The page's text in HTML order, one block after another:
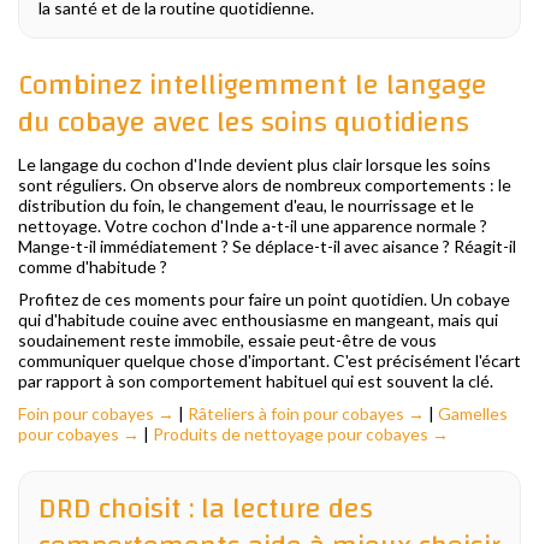
la santé et de la routine quotidienne.
Combinez intelligemment le langage
du cobaye avec les soins quotidiens
Le langage du cochon d'Inde devient plus clair lorsque les soins
sont réguliers. On observe alors de nombreux comportements : le
distribution du foin, le changement d'eau, le nourrissage et le
nettoyage. Votre cochon d'Inde a-t-il une apparence normale ?
Mange-t-il immédiatement ? Se déplace-t-il avec aisance ? Réagit-il
comme d'habitude ?
Profitez de ces moments pour faire un point quotidien. Un cobaye
qui d'habitude couine avec enthousiasme en mangeant, mais qui
soudainement reste immobile, essaie peut-être de vous
communiquer quelque chose d'important. C'est précisément l'écart
par rapport à son comportement habituel qui est souvent la clé.
Foin pour cobayes → | Râteliers à foin pour cobayes → | Gamelles
pour cobayes → | Produits de nettoyage pour cobayes →
DRD choisit : la lecture des